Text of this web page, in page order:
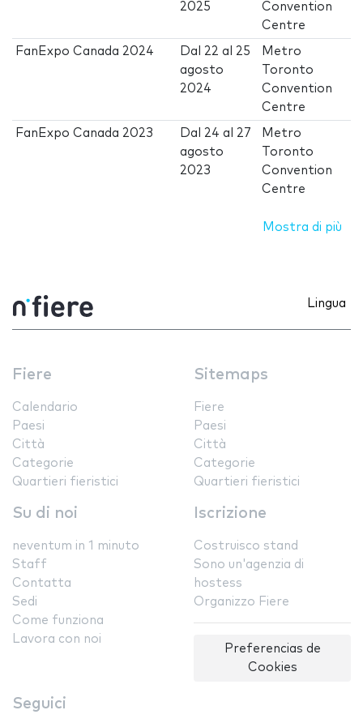
2025
Convention
Centre
FanExpo Canada 2024 Dal 22 al 25
agosto
2024
Metro
Toronto
Convention
Centre
FanExpo Canada 2023 Dal 24 al 27
agosto
2023
Metro
Toronto
Convention
Centre
Mostra di più
Lingua
Fiere
Calendario
Paesi
Città
Categorie
Quartieri fieristici
Sitemaps
Fiere
Paesi
Città
Categorie
Quartieri fieristici
Su di noi
neventum in 1 minuto
Staff
Contatta
Sedi
Come funziona
Lavora con noi
Iscrizione
Costruisco stand
Sono un'agenzia di
hostess
Organizzo Fiere
Preferencias de
Cookies
Seguici